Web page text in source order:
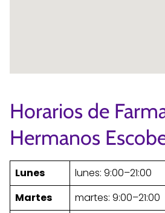
Horarios de
Hermanos
Lunes
lunes: 9:00–21:00
Martes
martes: 9:00–21:00